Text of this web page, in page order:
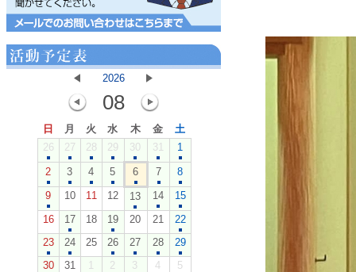
2026
08
日 月 火 水 木 金
土
26
27 28 29 30 31 1
2 3 4 5 6 7
8
9
10 11 12 13 14
15
16
17 18 19 20 21
22
23
24 25 26 27 28
29
30
31 1 2 3 4 5